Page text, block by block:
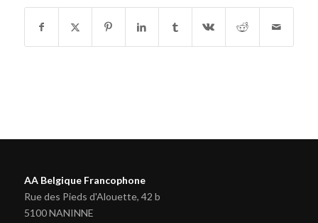
AA Belgique Francophone
Rue des Pieds d'Alouette, 42 b
5100 NANINNE